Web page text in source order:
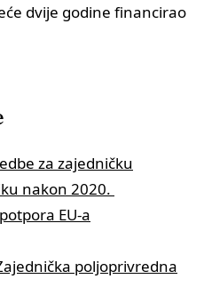
dvije godine financirao
za zajedničku
nakon 2020.
EU-a
poljoprivredna